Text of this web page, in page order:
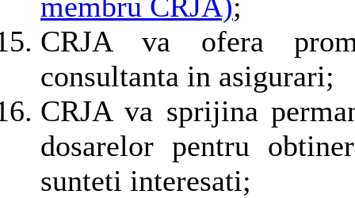
CRJA va ofera
consultanta in asigurari;
CRJA va sprijina
dosarelor pentru
sunteti interesati;